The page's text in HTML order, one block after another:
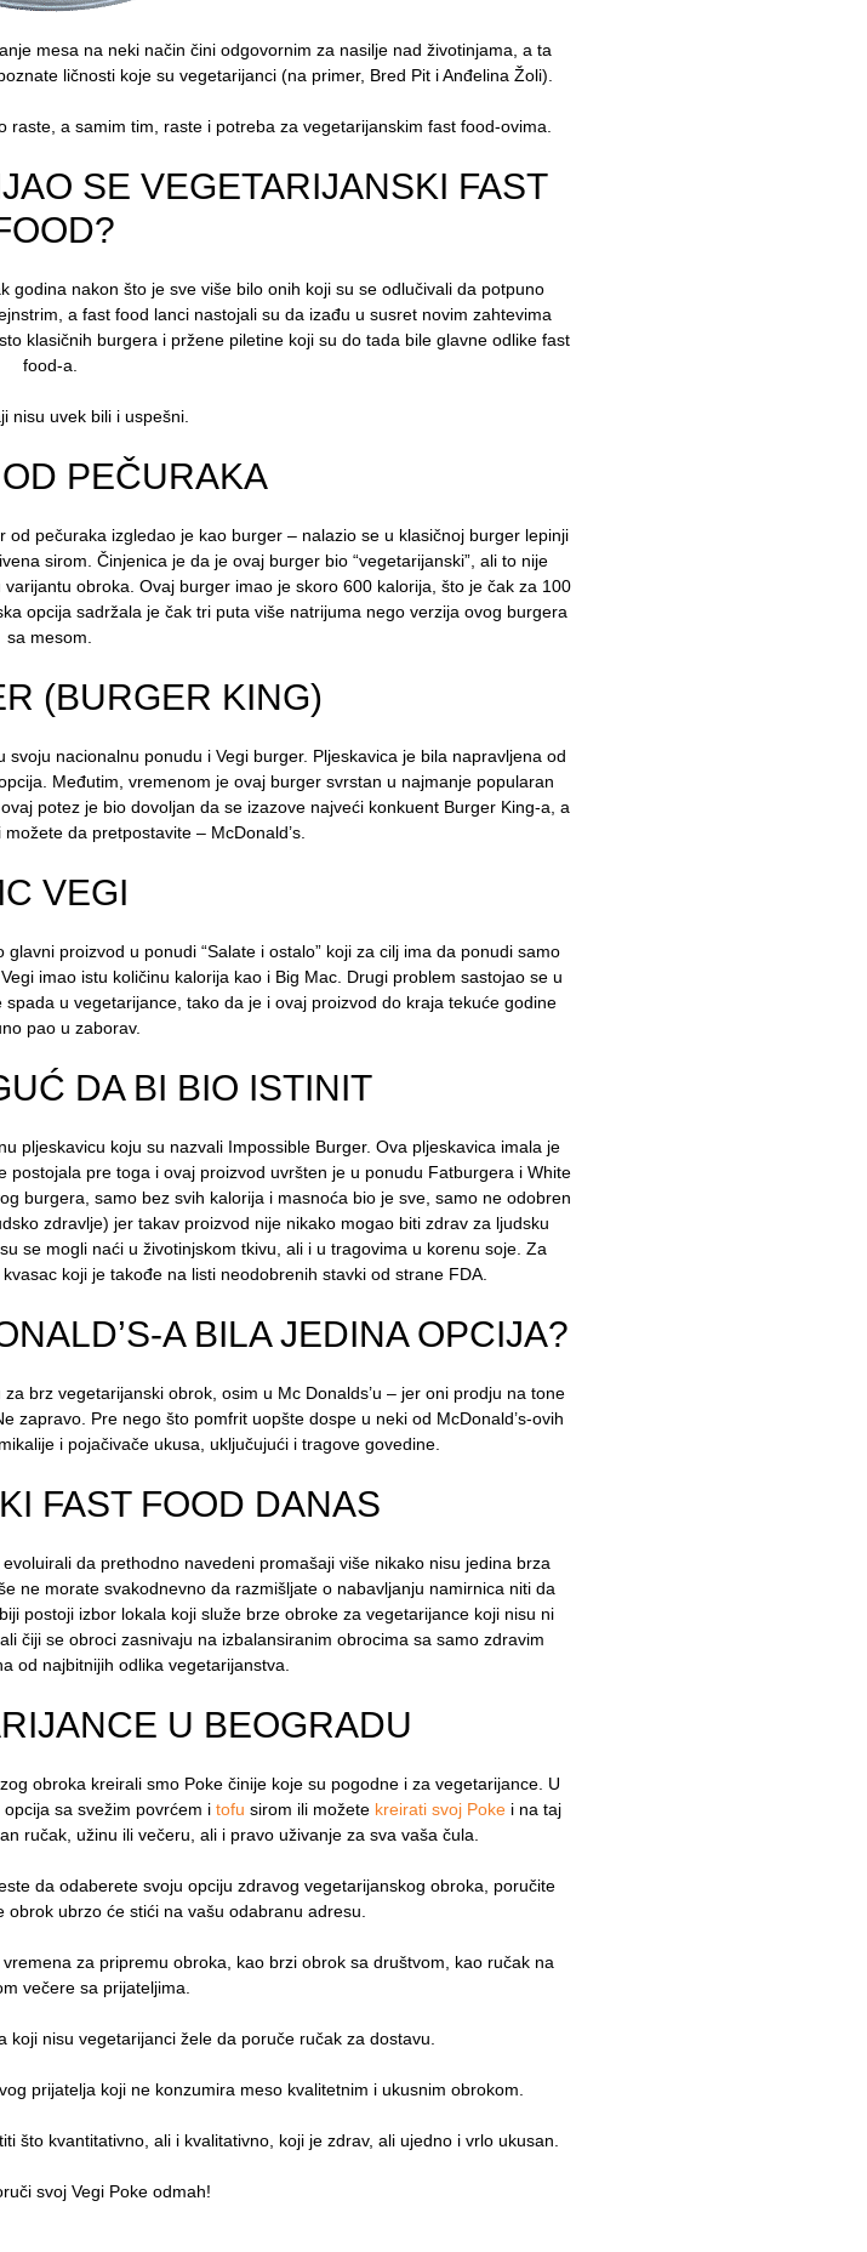
mesa na neki način čini odgovornim za nasilje nad životinjama, a ta
ličnosti koje su vegetarijanci (na primer, Bred Pit i Anđelina Žoli).
a samim tim, raste i potreba za vegetarijanskim fast food-ovima.
SE VEGETARIJANSKI FAST
godina nakon što je sve više bilo onih koji su se odlučivali da potpuno
a fast food lanci nastojali su da izađu u susret novim zahtevima
klasičnih burgera i pržene piletine koji su do tada bile glavne odlike fast
food-a.
nisu uvek bili i uspešni.
PEČURAKA
pečuraka izgledao je kao burger – nalazio se u klasičnoj burger lepinji
sirom. Činjenica je da je ovaj burger bio “vegetarijanski”, ali to nije
obroka. Ovaj burger imao je skoro 600 kalorija, što je čak za 100
opcija sadržala je čak tri puta više natrijuma nego verzija ovog burgera
sa mesom.
(BURGER KING)
nacionalnu ponudu i Vegi burger. Pljeskavica je bila napravljena od
Međutim, vremenom je ovaj burger svrstan u najmanje popularan
potez je bio dovoljan da se izazove najveći konkuent Burger King-a, a
da pretpostavite – McDonald’s.
VEGI
proizvod u ponudi “Salate i ostalo” koji za cilj ima da ponudi samo
imao istu količinu kalorija kao i Big Mac. Drugi problem sastojao se u
u vegetarijance, tako da je i ovaj proizvod do kraja tekuće godine
pao u zaborav.
DA BI BIO ISTINIT
pljeskavicu koju su nazvali Impossible Burger. Ova pljeskavica imala je
pre toga i ovaj proizvod uvršten je u ponudu Fatburgera i White
burgera, samo bez svih kalorija i masnoća bio je sve, samo ne odobren
zdravlje) jer takav proizvod nije nikako mogao biti zdrav za ljudsku
se mogli naći u životinjskom tkivu, ali i u tragovima u korenu soje. Za
koji je takođe na listi neodobrenih stavki od strane FDA.
A BILA JEDINA OPCIJA?
brz vegetarijanski obrok, osim u Mc Donalds’u – jer oni prodju na tone
zapravo. Pre nego što pomfrit uopšte dospe u neki od McDonald’s-ovih
i pojačivače ukusa, uključujući i tragove govedine.
FAST FOOD DANAS
da prethodno navedeni promašaji više nikako nisu jedina brza
ne morate svakodnevno da razmišljate o nabavljanju namirnica niti da
postoji izbor lokala koji služe brze obroke za vegetarijance koji nisu ni
čiji se obroci zasnivaju na izbalansiranim obrocima sa samo zdravim
od najbitnijih odlika vegetarijanstva.
U BEOGRADU
obroka kreirali smo Poke činije koje su pogodne i za vegetarijance. U
sa svežim povrćem i tofu sirom ili možete kreirati svoj Pokei na taj
ručak, užinu ili večeru, ali i pravo uživanje za sva vaša čula.
da odaberete svoju opciju zdravog vegetarijanskog obroka, poručite
ubrzo će stići na vašu odabranu adresu.
za pripremu obroka, kao brzi obrok sa društvom, kao ručak na
večere sa prijateljima.
nisu vegetarijanci žele da poruče ručak za dostavu.
prijatelja koji ne konzumira meso kvalitetnim i ukusnim obrokom.
što kvantitativno, ali i kvalitativno, koji je zdrav, ali ujedno i vrlo ukusan.
svoj Vegi Poke odmah!